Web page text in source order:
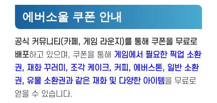
에버소울 쿠폰 안내
공식 커뮤니티(카페, 게임 라운지)를 통해 쿠폰을 무료로
배포하고 있으며, 쿠폰을 통해 게임에서 필요한 픽업 소환
권, 재화 꾸러미, 조각 케이크, 커피, 에버스톤, 일반 소환
권, 유물 소환권과 같은 재화 및 다양한 아이템을 무료로
얻을 수 있습니다.